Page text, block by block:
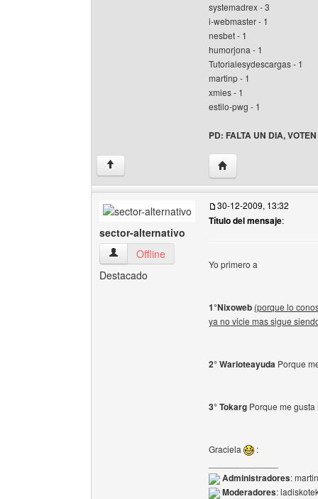
systemadrex - 3
i-webmaster - 1
nesbet - 1
humorjona - 1
Tutorialesydescargas - 1
martinp - 1
xmies - 1
estilo-pwg - 1
PD: FALTA UN DIA,
↑ Visitar sitio web del
sector-alternativo
sector-alternativo Ver perfil del usuario
Offline
Destacado
30-12-2009, 13:32
Título del mensaje:
Yo primero a
1°Nixoweb (porque lo
ya no vicie mas sigue
2° Warioteayuda Porque
3° Tokarg Porque me
Graciela
:
Administradores:
Moderadores: